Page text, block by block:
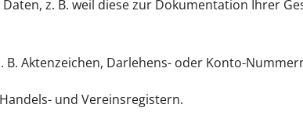
z. B. weil diese zur Dokumentation Ihrer
Aktenzeichen, Darlehens- oder Konto-
und Vereinsregistern.